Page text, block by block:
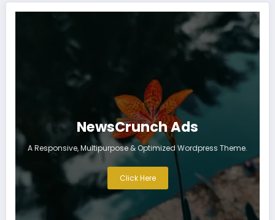
NewsCrunch Ads
A Responsive, Multipurpose & Optimized Wordpress Theme.
Click Here